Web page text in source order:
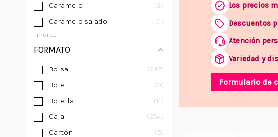
Caramelo
3
Caramelo salado
1
more...
FORMATO
Bolsa
247
Bote
9
Botella
11
Caja
254
Cartón
5
Los precios
Descuentos
Atención
Variedad y
Formulario de